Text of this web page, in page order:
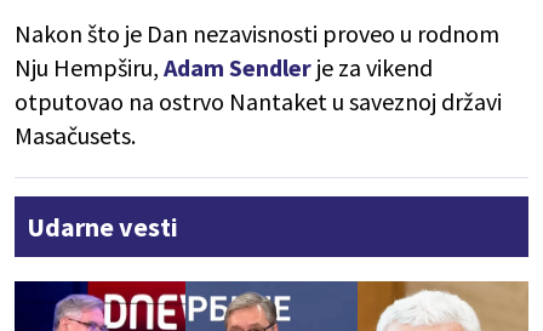
Nakon što je Dan nezavisnosti proveo u rodnom
Nju Hempširu, Adam Sendler je za vikend
otputovao na ostrvo Nantaket u saveznoj državi
Masačusets.
Udarne vesti